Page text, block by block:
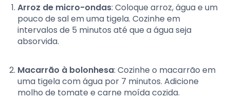
Arroz de micro-ondas: Coloque arroz, água e um
pouco de sal em uma tigela. Cozinhe em
intervalos de 5 minutos até que a água seja
absorvida.
Macarrão à bolonhesa: Cozinhe o macarrão em
uma tigela com água por 7 minutos. Adicione
molho de tomate e carne moída cozida.